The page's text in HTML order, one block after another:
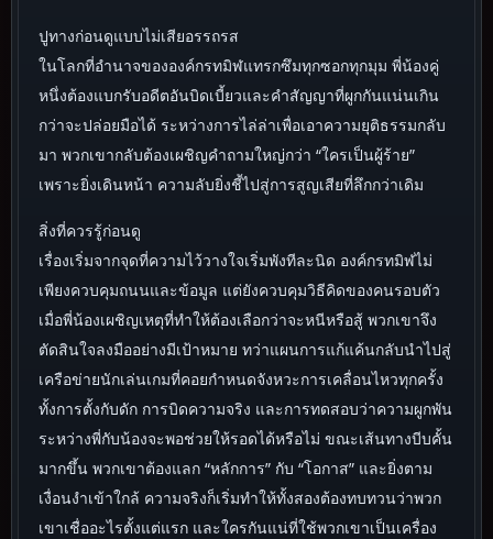
ปูทางก่อนดูแบบไม่เสียอรรถรส
ในโลกที่อำนาจขององค์กรทมิฬแทรกซึมทุกซอกทุกมุม พี่น้องคู่
หนึ่งต้องแบกรับอดีตอันบิดเบี้ยวและคำสัญญาที่ผูกกันแน่นเกิน
กว่าจะปล่อยมือได้ ระหว่างการไล่ล่าเพื่อเอาความยุติธรรมกลับ
มา พวกเขากลับต้องเผชิญคำถามใหญ่กว่า “ใครเป็นผู้ร้าย”
เพราะยิ่งเดินหน้า ความลับยิ่งชี้ไปสู่การสูญเสียที่ลึกกว่าเดิม
สิ่งที่ควรรู้ก่อนดู
เรื่องเริ่มจากจุดที่ความไว้วางใจเริ่มพังทีละนิด องค์กรทมิฬไม่
เพียงควบคุมถนนและข้อมูล แต่ยังควบคุมวิธีคิดของคนรอบตัว
เมื่อพี่น้องเผชิญเหตุที่ทำให้ต้องเลือกว่าจะหนีหรือสู้ พวกเขาจึง
ตัดสินใจลงมืออย่างมีเป้าหมาย ทว่าแผนการแก้แค้นกลับนำไปสู่
เครือข่ายนักเล่นเกมที่คอยกำหนดจังหวะการเคลื่อนไหวทุกครั้ง
ทั้งการตั้งกับดัก การบิดความจริง และการทดสอบว่าความผูกพัน
ระหว่างพี่กับน้องจะพอช่วยให้รอดได้หรือไม่ ขณะเส้นทางบีบคั้น
มากขึ้น พวกเขาต้องแลก “หลักการ” กับ “โอกาส” และยิ่งตาม
เงื่อนงำเข้าใกล้ ความจริงก็เริ่มทำให้ทั้งสองต้องทบทวนว่าพวก
เขาเชื่ออะไรตั้งแต่แรก และใครกันแน่ที่ใช้พวกเขาเป็นเครื่อง